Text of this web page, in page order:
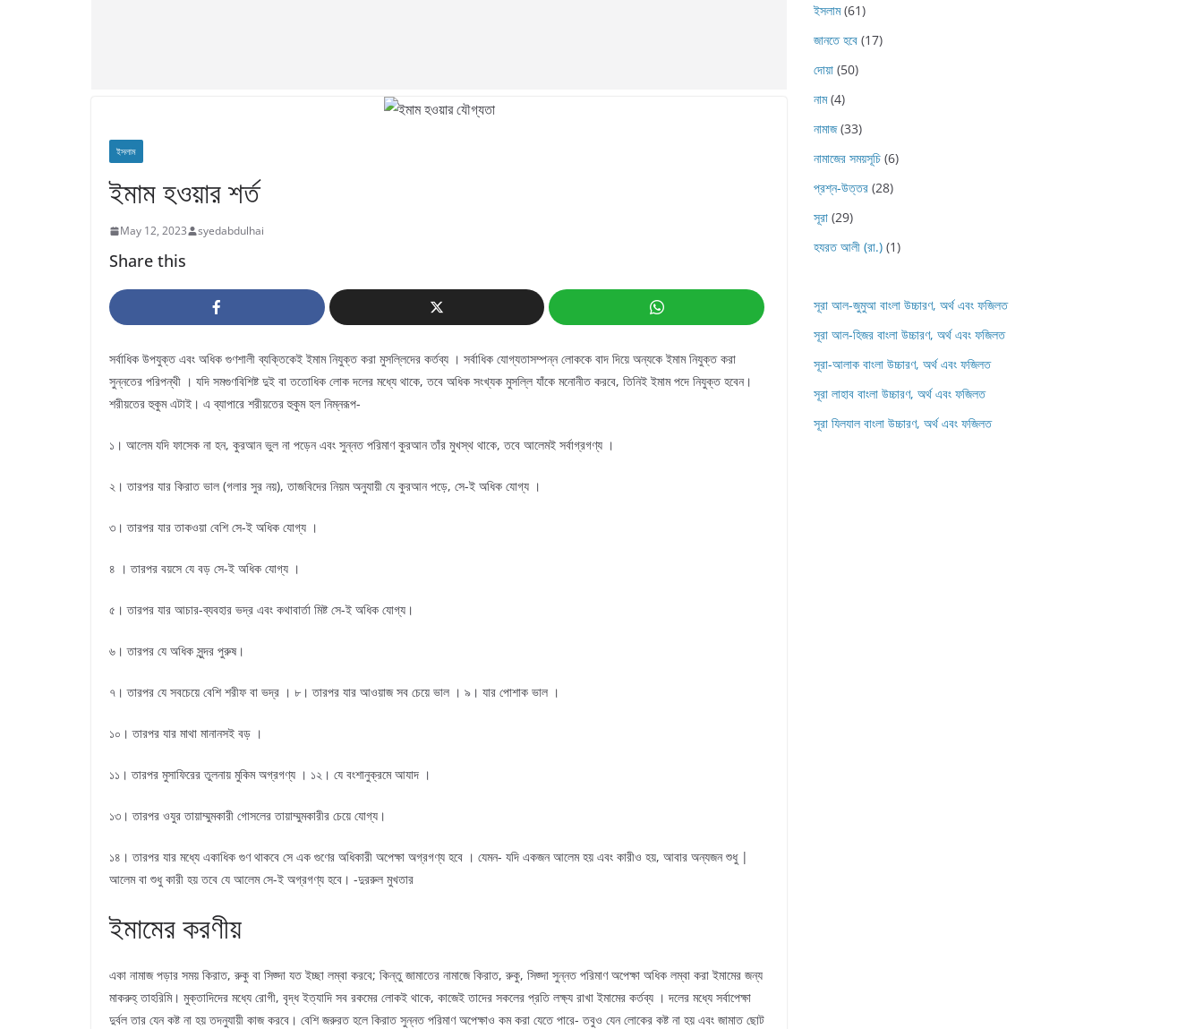
ইসলাম
ইমাম হওয়ার শর্ত
May 12, 2023 syedabdulhai
Share this
সর্বাধিক উপযুক্ত এবং অধিক গুণশালী ব্যক্তিকেই ইমাম নিযুক্ত করা মুসল্লিদের কর্তব্য । সর্বাধিক যোগ্যতাসম্পন্ন লোককে বাদ দিয়ে অন্যকে ইমাম নিযুক্ত করা
সুন্নতের পরিপন্থী । যদি সমগুণবিশিষ্ট দুই বা ততোধিক লোক দলের মধ্যে থাকে, তবে অধিক সংখ্যক মুসল্লি যাঁকে মনোনীত করবে, তিনিই ইমাম পদে নিযুক্ত হবেন।
শরীয়তের হুকুম এটাই। এ ব্যাপারে শরীয়তের হুকুম হল নিম্নরূপ-
১। আলেম যদি ফাসেক না হন, কুরআন ভুল না পড়েন এবং সুন্নত পরিমাণ কুরআন তাঁর মুখস্থ থাকে, তবে আলেমই সর্বাগ্রগণ্য ।
২। তারপর যার কিরাত ভাল (গলার সুর নয়), তাজবিদের নিয়ম অনুযায়ী যে কুরআন পড়ে, সে-ই অধিক যোগ্য ।
৩। তারপর যার তাকওয়া বেশি সে-ই অধিক যোগ্য ।
৪ । তারপর বয়সে যে বড় সে-ই অধিক যোগ্য ।
৫। তারপর যার আচার-ব্যবহার ভদ্র এবং কথাবার্তা মিষ্ট সে-ই অধিক যোগ্য।
৬। তারপর যে অধিক সুন্দর পুরুষ।
৭। তারপর যে সবচেয়ে বেশি শরীফ বা ভদ্র । ৮। তারপর যার আওয়াজ সব চেয়ে ভাল । ৯। যার পোশাক ভাল ।
১০। তারপর যার মাথা মানানসই বড় ।
১১। তারপর মুসাফিরের তুলনায় মুকিম অগ্রগণ্য । ১২। যে বংশানুক্রমে আযাদ ।
১৩। তারপর ওযুর তায়াম্মুমকারী গোসলের তায়াম্মুমকারীর চেয়ে যোগ্য।
১৪। তারপর যার মধ্যে একাধিক গুণ থাকবে সে এক গুণের অধিকারী অপেক্ষা অগ্রগণ্য হবে । যেমন- যদি একজন আলেম হয় এবং কারীও হয়, আবার অন্যজন শুধু |
আলেম বা শুধু কারী হয় তবে যে আলেম সে-ই অগ্রগণ্য হবে। -দুররুল মুখতার
ইমামের করণীয়
একা নামাজ পড়ার সময় কিরাত, রুকু বা সিজ্দা যত ইচ্ছা লম্বা করবে; কিন্তু জামাতের নামাজে কিরাত, রুকু, সিজ্দা সুন্নত পরিমাণ অপেক্ষা অধিক লম্বা করা ইমামের জন্য
মাকরুহ্ তাহরিমি। মুক্তাদিদের মধ্যে রোগী, বৃদ্ধ ইত্যাদি সব রকমের লোকই থাকে, কাজেই তাদের সকলের প্রতি লক্ষ্য রাখা ইমামের কর্তব্য । দলের মধ্যে সর্বাপেক্ষা
দুর্বল তার যেন কষ্ট না হয় তদনুযায়ী কাজ করবে। বেশি জরুরত হলে কিরাত সুন্নত পরিমাণ অপেক্ষাও কম করা যেতে পারে- তবুও যেন লোকের কষ্ট না হয় এবং জামাত ছোট
ইসলাম(61)
জানতে হবে (17)
দোয়া (50)
নাম(4)
নামাজ(33)
নামাজের সময়সূচি (6)
প্রশ্ন-উত্তর (28)
সূরা (29)
হযরত আলী (রা.) (1)
সূরা আল-জুমুআ বাংলা উচ্চারণ, অর্থ এবং ফজিলত
সূরা আল-হিজর বাংলা উচ্চারণ, অর্থ এবং ফজিলত
সূরা-আলাক বাংলা উচ্চারণ, অর্থ এবং ফজিলত
সূরা লাহাব‌‌‌ বাংলা উচ্চারণ, অর্থ এবং ফজিলত
সূরা যিলযাল বাংলা উচ্চারণ, অর্থ এবং ফজিলত